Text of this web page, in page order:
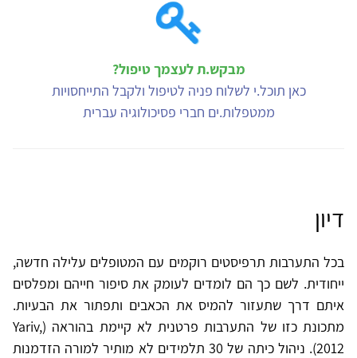
מבקש.ת לעצמך טיפול?
כאן תוכל.י לשלוח פניה לטיפול ולקבל התייחסויות
ממטפלות.ים חברי פסיכולוגיה עברית
דיון
בכל התערבות תרפיסטים רוקמים עם המטופלים עלילה חדשה,
ייחודית. לשם כך הם לומדים לעומק את סיפור חייהם ומפלסים
איתם דרך שתעזור להמיס את הכאבים ותפתור את הבעיות.
מתכונת כזו של התערבות פרטנית לא קיימת בהוראה (Yariv,
2012). ניהול כיתה של 30 תלמידים לא מותיר למורה הזדמנות